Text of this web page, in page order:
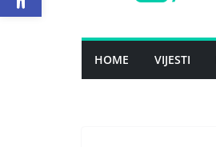
HOME VIJESTI